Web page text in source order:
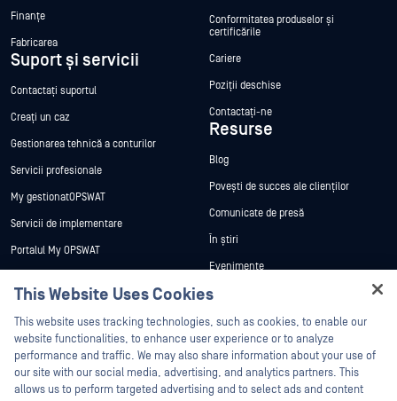
Finanțe
Fabricarea
Suport și servicii
Contactați suportul
Creați un caz
Gestionarea tehnică a conturilor
Servicii profesionale
My gestionatOPSWAT
Servicii de implementare
Portalul My OPSWAT
Formare
vulnerabilităților
Parteneri
Certificare
Conformitatea produselor și
certificările
Cariere
Poziții deschise
Contactați-ne
Resurse
Blog
Povești de succes ale clienților
Comunicate de presă
În știri
Evenimente
Webinare
Fișe de date
Cărți albe
Instrumente gratuite
This Website Uses Cookies
This website uses tracking technologies, such as cookies, to enable our
website functionalities, to enhance user experience or to analyze
performance and traffic. We may also share information about your use of
our site with our social media, advertising, and analytics partners. This
allows us to perform targeted advertising and to select ads and content
Hey there!
I'm Ozzy, your OPSWAT virtual assistant.
How can I help you secure what's critical
today?